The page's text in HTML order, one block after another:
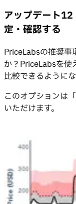
アップデート
定・確認する
PriceLabsの推奨事
か？PriceLabsを使
比較できるようにな
このオプションは
いただけます。